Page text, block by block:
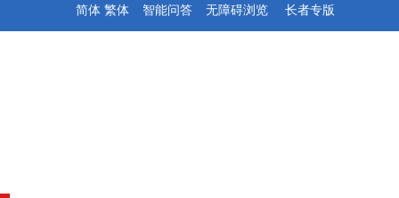
智能问答 无障碍浏览 长者专版
简体 繁体